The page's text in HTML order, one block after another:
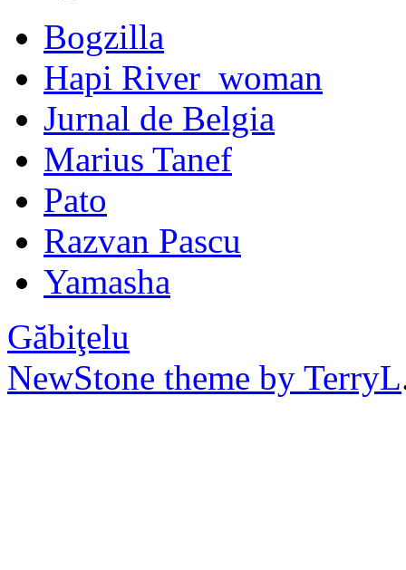
Bogzilla
Hapi River_woman
Jurnal de Belgia
Marius Tanef
Pato
Razvan Pascu
Yamasha
Găbiţelu
NewStone theme by TerryL